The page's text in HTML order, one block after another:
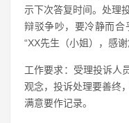
示下次答复时间。处理
辩驳争吵，要冷静而合
“XX先生（小姐），感
工作要求：受理投诉人
观念，投诉处理要善终
满意要作记录。